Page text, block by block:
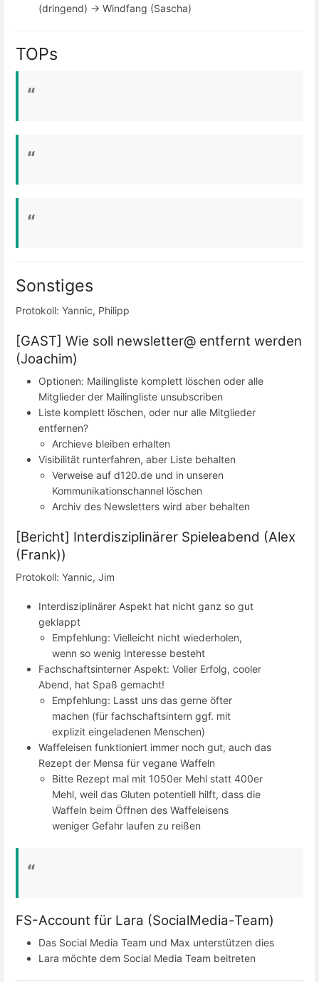
(dringend) -> Windfang (Sascha)
TOPs
Sonstiges
Protokoll: Yannic, Philipp
[GAST] Wie soll newsletter@ entfernt werden
(Joachim)
Optionen: Mailingliste komplett löschen oder alle
Mitglieder der Mailingliste unsubscriben
Liste komplett löschen, oder nur alle Mitglieder
entfernen?
Archieve bleiben erhalten
Visibilität runterfahren, aber Liste behalten
Verweise auf d120.de und in unseren
Kommunikationschannel löschen
Archiv des Newsletters wird aber behalten
[Bericht] Interdisziplinärer Spieleabend (Alex
(Frank))
Protokoll: Yannic, Jim
Interdisziplinärer Aspekt hat nicht ganz so gut
geklappt
Empfehlung: Vielleicht nicht wiederholen,
wenn so wenig Interesse besteht
Fachschaftsinterner Aspekt: Voller Erfolg, cooler
Abend, hat Spaß gemacht!
Empfehlung: Lasst uns das gerne öfter
machen (für fachschaftsintern ggf. mit
explizit eingeladenen Menschen)
Waffeleisen funktioniert immer noch gut, auch das
Rezept der Mensa für vegane Waffeln
Bitte Rezept mal mit 1050er Mehl statt 400er
Mehl, weil das Gluten potentiell hilft, dass die
Waffeln beim Öffnen des Waffeleisens
weniger Gefahr laufen zu reißen
FS-Account für Lara (SocialMedia-Team)
Das Social Media Team und Max unterstützen dies
Lara möchte dem Social Media Team beitreten